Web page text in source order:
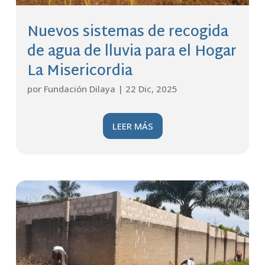
Nuevos sistemas de recogida
de agua de lluvia para el Hogar
La Misericordia
por Fundación Dilaya | 22 Dic, 2025
LEER MÁS